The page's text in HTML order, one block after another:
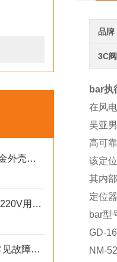
Bar开关SC-D2型号压铸铝合金外壳设计
Marco s.p.a.齿轮泵VP45/AC 220V用于食品油罐装线输送
ELBE万向传动轴0.106.111常见故障处理方法
品牌
3C
bar执
在风
吴亚
高可
该定
其内
定位
bar型
GD-
NM-